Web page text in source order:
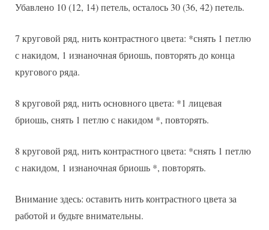
Убавлено 10 (12, 14) петель, осталось 30 (36, 42) петель.
7 круговой ряд, нить контрастного цвета: *снять 1 петлю
с накидом, 1 изнаночная бриошь, повторять до конца
кругового ряда.
8 круговой ряд, нить основного цвета: *1 лицевая
бриошь, снять 1 петлю с накидом *, повторять.
8 круговой ряд, нить контрастного цвета: *снять 1 петлю
с накидом, 1 изнаночная бриошь *, повторять.
Внимание здесь: оставить нить контрастного цвета за
работой и будьте внимательны.